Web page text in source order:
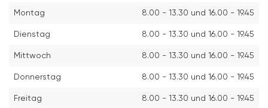
Montag 8.00 - 13.30 und 16.00 - 19.45
Dienstag 8.00 - 13.30 und 16.00 - 19.45
Mittwoch 8.00 - 13.30 und 16.00 - 19.45
Donnerstag 8.00 - 13.30 und 16.00 - 19.45
Freitag 8.00 - 13.30 und 16.00 - 19.45